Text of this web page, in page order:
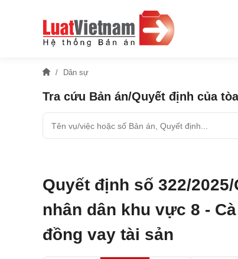
Dân sự
Tra cứu Bản án/Quyết định của
Quyết định số 322/
nhân dân khu vực 8 -
đồng vay tài sản